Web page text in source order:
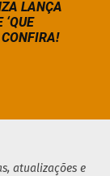
LANÇA
‘QUE
CONFIRA!
atualizações e